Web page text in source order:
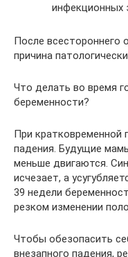
инфекционных
После всестороннего
причина
Что делать во время
беременности?
При кратковременной
падения. Будущие
меньше двигаются.
исчезает, а
39 недели
резком изменении
Чтобы обезопасить
внезапного падения,